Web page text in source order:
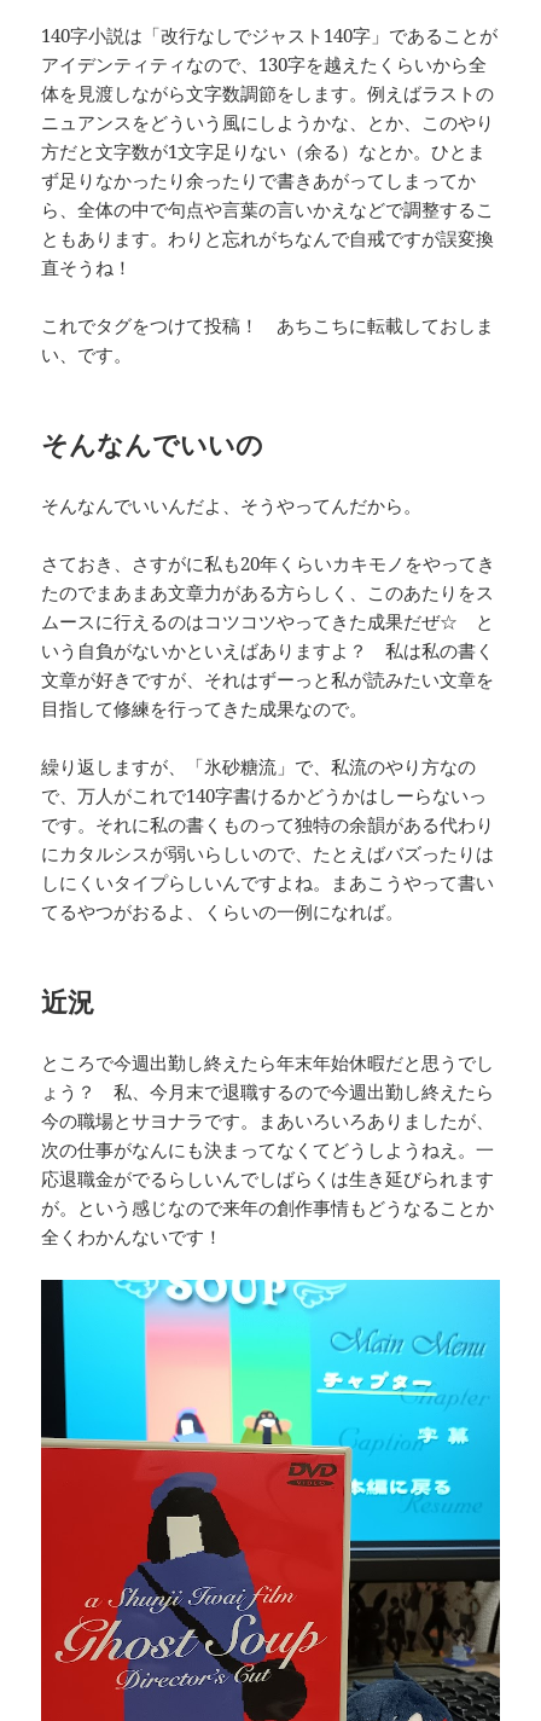
140字小説は「改行なしでジャスト140字」であることが
アイデンティティなので、130字を越えたくらいから全
体を見渡しながら文字数調節をします。例えばラストの
ニュアンスをどういう風にしようかな、とか、このやり
方だと文字数が1文字足りない（余る）なとか。ひとま
ず足りなかったり余ったりで書きあがってしまってか
ら、全体の中で句点や言葉の言いかえなどで調整するこ
ともあります。わりと忘れがちなんで自戒ですが誤変換
直そうね！
これでタグをつけて投稿！ あちこちに転載しておしま
い、です。
そんなんでいいの
そんなんでいいんだよ、そうやってんだから。
さておき、さすがに私も20年くらいカキモノをやってき
たのでまあまあ文章力がある方らしく、このあたりをス
ムースに行えるのはコツコツやってきた成果だぜ☆ と
いう自負がないかといえばありますよ？ 私は私の書く
文章が好きですが、それはずーっと私が読みたい文章を
目指して修練を行ってきた成果なので。
繰り返しますが、「氷砂糖流」で、私流のやり方なの
で、万人がこれで140字書けるかどうかはしーらないっ
です。それに私の書くものって独特の余韻がある代わり
にカタルシスが弱いらしいので、たとえばバズったりは
しにくいタイプらしいんですよね。まあこうやって書い
てるやつがおるよ、くらいの一例になれば。
近況
ところで今週出勤し終えたら年末年始休暇だと思うでし
ょう？ 私、今月末で退職するので今週出勤し終えたら
今の職場とサヨナラです。まあいろいろありましたが、
次の仕事がなんにも決まってなくてどうしようねえ。一
応退職金がでるらしいんでしばらくは生き延びられます
が。という感じなので来年の創作事情もどうなることか
全くわかんないです！